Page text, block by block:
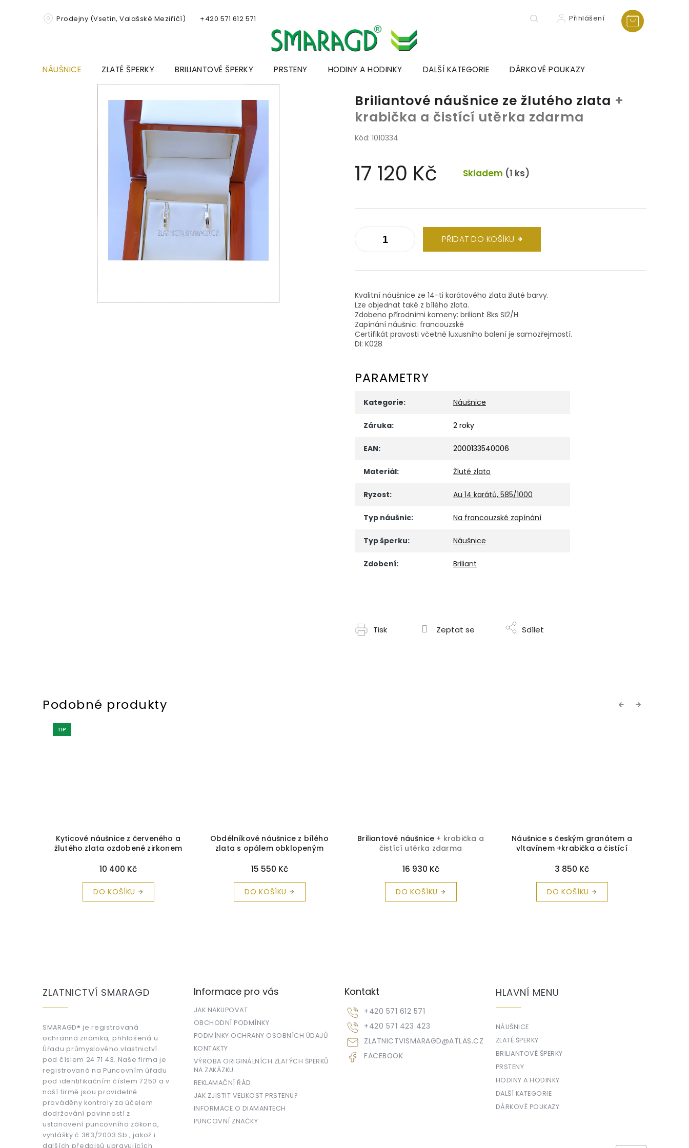
Prodejny (Vsetín, Valašské Meziříčí) +420 571 612 571 Přihlášení
NÁUŠNICE ZLATÉ ŠPERKY BRILIANTOVÉ ŠPERKY PRSTENY HODINY A HODINKY DALŠÍ KATEGORIE DÁRKOVÉ POUKAZY
Briliantové náušnice ze žlutého zlata +
krabička a čistící utěrka zdarma
Kód: 1010334
17 120 Kč Skladem (1 ks)
PŘIDAT DO KOŠÍKU
Kvalitní náušnice ze 14-ti karátového zlata žluté barvy.
Lze objednat také z bílého zlata.
Zdobeno přírodními kameny: briliant 8ks SI2/H
Zapínání náušnic: francouzské
Certifikát pravosti včetně luxusního balení je samozřejmostí.
DI: K028
PARAMETRY
Kategorie: Náušnice
Záruka: 2 roky
EAN: 2000133540006
Materiál: Žluté zlato
Ryzost: Au 14 karátů, 585/1000
Typ náušnic: Na francouzské zapínání
Typ šperku: Náušnice
Zdobení: Briliant
Tisk Zeptat se Sdílet
Previous
TIP
Kyticové náušnice z červeného a
žlutého zlata ozdobené zirkonem
zdarma
10 400 Kč
DO KOŠÍKU
Obdélníkové náušnice z bílého
zlata s opálem obklopeným
čistící utěrka zdarma
15 550 Kč
DO KOŠÍKU
Briliantové náušnice + krabička a
čistící utěrka zdarma
16 930 Kč
DO KOŠÍKU
Náušnice s českým granátem a
vltavínem +krabička a čistící
3 850 Kč
DO KOŠÍKU
Next
ZLATNICTVÍ SMARAGD
SMARAGD® je registrovaná
ochranná známka, přihlášená u
Úřadu průmyslového vlastnictví
pod číslem 24 71 43. Naše firma je
registrovaná na Puncovním úřadu
pod identifikačním číslem 7250 a v
naší firmě jsou pravidelně
prováděny kontroly za účelem
dodržování povinností z
ustanovení puncovního zákona,
vyhlášky č.363/2003 Sb., jakož i
dalších předpisů upravujících
Informace pro vás
JAK NAKUPOVAT
OBCHODNÍ PODMÍNKY
PODMÍNKY OCHRANY OSOBNÍCH ÚDAJŮ
KONTAKTY
VÝROBA ORIGINÁLNÍCH ZLATÝCH ŠPERKŮ
NA ZAKÁZKU
REKLAMAČNÍ ŘÁD
JAK ZJISTIT VELIKOST PRSTENU?
INFORMACE O DIAMANTECH
PUNCOVNÍ ZNAČKY
Kontakt
ZLATNICTVISMARAGD@ATLAS.CZ
+420 571 612 571
+420 571 423 423
FACEBOOK
HLAVNÍ MENU
NÁUŠNICE
ZLATÉ ŠPERKY
BRILIANTOVÉ ŠPERKY
PRSTENY
HODINY A HODINKY
DALŠÍ KATEGORIE
DÁRKOVÉ POUKAZY